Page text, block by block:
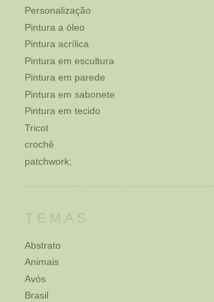
Personalização
Pintura a óleo
Pintura acrílica
Pintura em escultura
Pintura em parede
Pintura em sabonete
Pintura em tecido
Tricot
crochê
patchwork;
TEMAS
Abstrato
Animais
Avós
Brasil